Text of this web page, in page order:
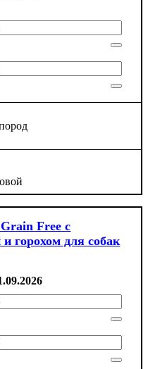
Free с
и горохом для собак